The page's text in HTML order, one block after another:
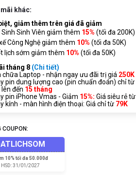
mãi khác:
giảm thêm trên giá đã giảm
Sinh Sinh Viên giảm thêm 15% (tối đa 200K)
Công Nghệ giảm thêm 10% (tối đa 50K)
lịch sớm giảm thêm 10% (tối đa 50K)
tháng 8 (Chi tiết)
chữa Laptop - nhận ngay ưu đãi trị giá 250K
pin dung lượng cao (pin chuẩn đoán) chỉ từ
lên đến 15 tháng
pin iPhone Vmas - Giảm 15%: Giá siêu rẻ từ
kính - màn hình điện thoại: Giá chỉ từ 79K
COUPON:
10% tối đa 50.000đ
HSD:31/01/2027